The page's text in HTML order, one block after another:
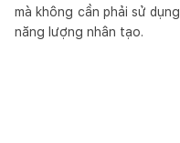
mà không cần phải sử
năng lượng nhân tạo.